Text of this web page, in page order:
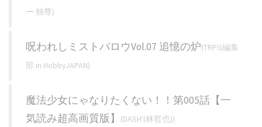
ー 独尊)
呪われしミストバロウVol.07 追憶の炉(TRPG編集
部 in HobbyJAPAN)
魔法少女にゃなりたくない！！第005話【一
気読み超高画質版】
(DASH'(林哲也))